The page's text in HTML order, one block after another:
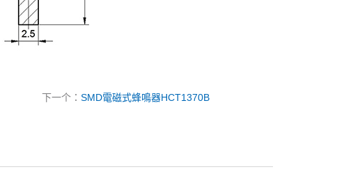
下一个： SMD電磁式蜂鳴器HCT1370B